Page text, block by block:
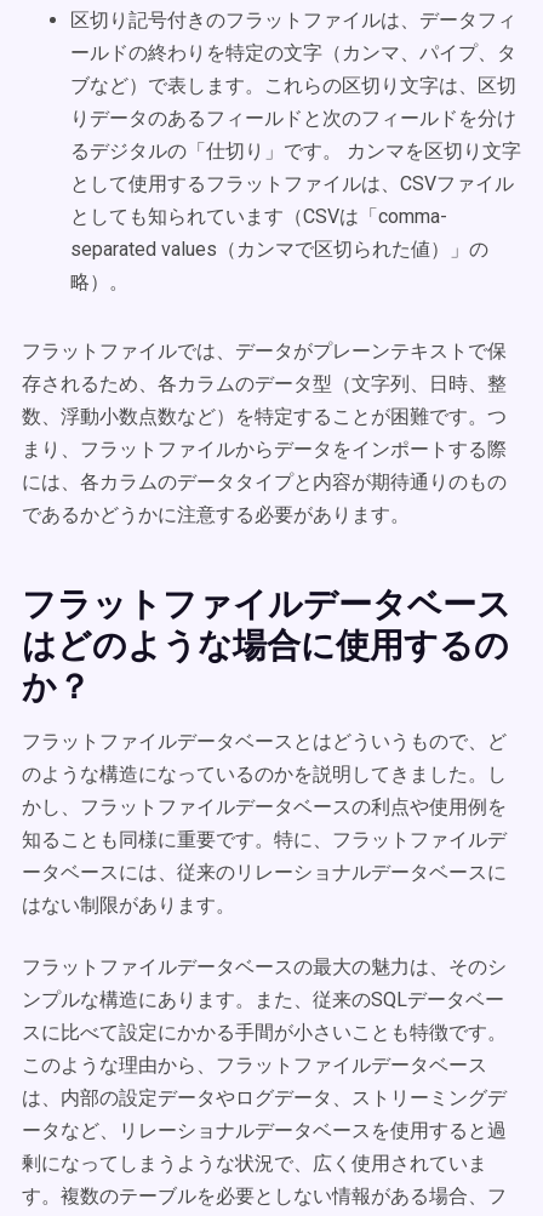
区切り記号付きのフラットファイルは、データフィ
ールドの終わりを特定の文字（カンマ、パイプ、タ
ブなど）で表します。これらの区切り文字は、区切
りデータのあるフィールドと次のフィールドを分け
るデジタルの「仕切り」です。 カンマを区切り文字
として使用するフラットファイルは、CSVファイル
としても知られています（CSVは「comma-
separated values（カンマで区切られた値）」の
略）。
フラットファイルでは、データがプレーンテキストで保
存されるため、各カラムのデータ型（文字列、日時、整
数、浮動小数点数など）を特定することが困難です。つ
まり、フラットファイルからデータをインポートする際
には、各カラムのデータタイプと内容が期待通りのもの
であるかどうかに注意する必要があります。
フラットファイルデータベース
はどのような場合に使用するの
か？
フラットファイルデータベースとはどういうもので、ど
のような構造になっているのかを説明してきました。し
かし、フラットファイルデータベースの利点や使用例を
知ることも同様に重要です。特に、フラットファイルデ
ータベースには、従来のリレーショナルデータベースに
はない制限があります。
フラットファイルデータベースの最大の魅力は、そのシ
ンプルな構造にあります。また、従来のSQLデータベー
スに比べて設定にかかる手間が小さいことも特徴です。
このような理由から、フラットファイルデータベース
は、内部の設定データやログデータ、ストリーミングデ
ータなど、リレーショナルデータベースを使用すると過
剰になってしまうような状況で、広く使用されていま
す。複数のテーブルを必要としない情報がある場合、フ